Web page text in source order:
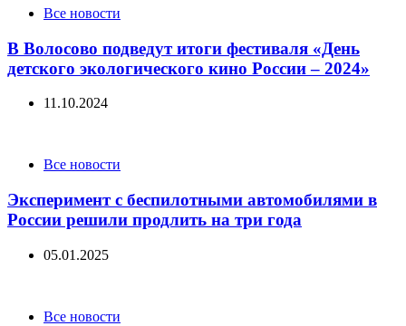
CategoriesВсе новости
В Волосово подведут итоги фестиваля «День
детского экологического кино России – 2024»
11.10.2024
CategoriesВсе новости
Эксперимент с беспилотными автомобилями в
России решили продлить на три года
05.01.2025
CategoriesВсе новости